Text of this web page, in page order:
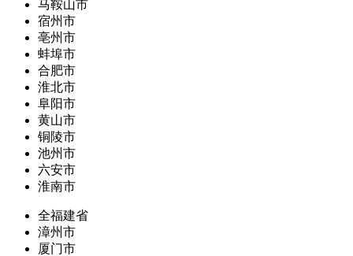
马鞍山市
宿州市
亳州市
蚌埠市
合肥市
淮北市
阜阳市
黄山市
铜陵市
池州市
六安市
淮南市
全福建省
漳州市
厦门市